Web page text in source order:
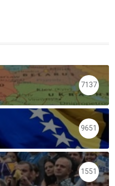
7137
9651
1551